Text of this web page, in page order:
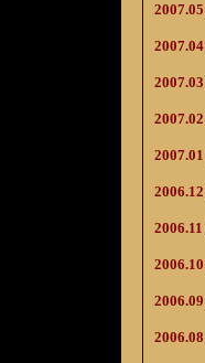
2007.05
2007.04
2007.03
2007.02
2007.01
2006.12
2006.11
2006.10
2006.09
2006.08